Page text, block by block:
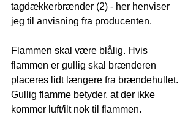
tagdækkerbrænder (2) - her henviser
jeg til anvisning fra producenten.
Flammen skal være blålig. Hvis
flammen er gullig skal brænderen
placeres lidt længere fra brændehullet.
Gullig flamme betyder, at der ikke
kommer luft/ilt nok til flammen.